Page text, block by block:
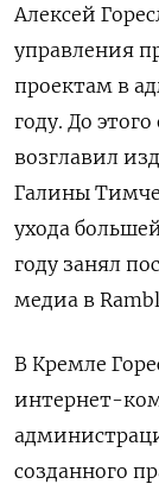
Алексей
управления
проектам в
году. До
возглавил
Галины
ухода
году занял
медиа в
В Кремле
интернет-
созданного